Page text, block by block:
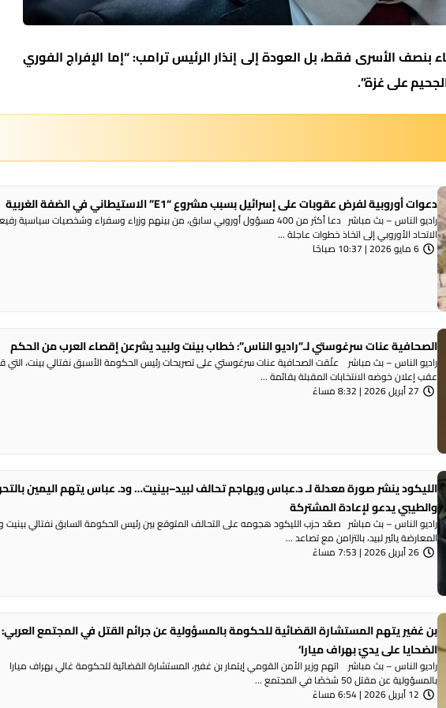
الأسرى فقط، بل العودة إلى إنذار الرئيس ترامب: “إما الإفراج الفوري
على غزة”.
دعوات أوروبية لفرض عقوبات على إسرائيل بسبب مشروع “E1” الاستيطاني في الضفة الغربية
راديو الناس – بث مباشر دعا أكثر من 400 مسؤول أوروبي سابق، من بينهم وزراء وسفراء وشخصيات سياسية
الاتحاد الأوروبي إلى اتخاذ خطوات عاجلة ...
6 مايو 2026 | 10:37 صباحًا
الصحافية عنات سرغوستي لـ”راديو الناس”: خطاب بينت ولبيد يشرعن إقصاء العرب من الحكم
راديو الناس – بث مباشر علّقت الصحافية عنات سرغوستي على تصريحات رئيس الحكومة الأسبق نفتالي بينت، التي
عقب إعلان خوضه الانتخابات المقبلة بقائمة ...
27 أبريل 2026 | 8:32 مساءً
الليكود ينشر صورة معدلة لـ د.عباس ويهاجم تحالف لبيد–بينيت… ود. عباس يتهم اليمين
والطيبي يدعو لإعادة المشتركة
راديو الناس – بث مباشر صعّد حزب الليكود هجومه على التحالف المتوقع بين رئيس الحكومة السابق نفتالي بينيت
المعارضة يائير لبيد، بالتزامن مع تصاعد ...
26 أبريل 2026 | 7:53 مساءً
بن غفير يتهم المستشارة القضائية للحكومة بالمسؤولية عن جرائم القتل في المجتمع العربي:
الضحايا على يديّ بهراف ميارا‘
راديو الناس – بث مباشر اتهم وزير الأمن القومي إيتمار بن غفير، المستشارة القضائية للحكومة غالي بهراف ميارا
بالمسؤولية عن مقتل 50 شخصًا في المجتمع ...
12 أبريل 2026 | 6:54 مساءً